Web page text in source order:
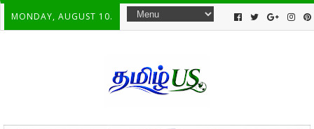
MONDAY, AUGUST 10.